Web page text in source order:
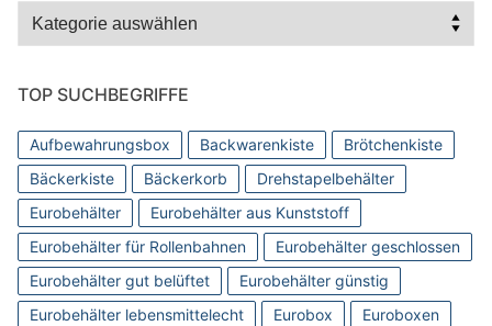
Kategorien
TOP SUCHBEGRIFFE
Aufbewahrungsbox Backwarenkiste
Brötchenkiste
Bäckerkiste
Bäckerkorb
Drehstapelbehälter
Eurobehälter
Eurobehälter aus Kunststoff
Eurobehälter für Rollenbahnen
Eurobehälter geschlossen
Eurobehälter gut belüftet
Eurobehälter günstig
Eurobehälter lebensmittelecht
Eurobox
Euroboxen